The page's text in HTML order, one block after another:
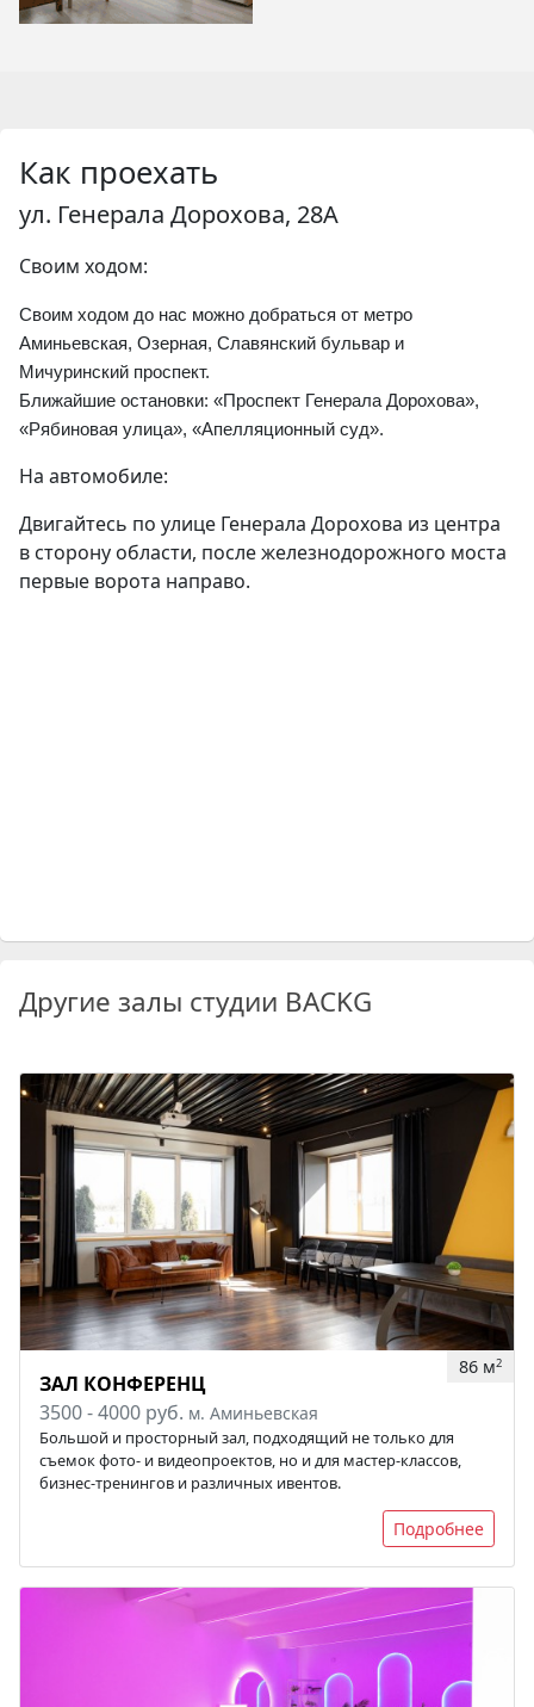
Как проехать
ул. Генерала Дорохова, 28А
Своим ходом:
Своим ходом до нас можно добраться от метро
Аминьевская, Озерная, Славянский бульвар и
Мичуринский проспект.
Ближайшие остановки: «Проспект Генерала Дорохова»,
«Рябиновая улица», «Апелляционный суд».
На автомобиле:
Двигайтесь по улице Генерала Дорохова из центра
в сторону области, после железнодорожного моста
первые ворота направо.
Другие залы студии BACKG
86 м2
ЗАЛ КОНФЕРЕНЦ
3500 - 4000 руб. м. Аминьевская
Большой и просторный зал, подходящий не только для
съемок фото- и видеопроектов, но и для мастер-классов,
бизнес-тренингов и различных ивентов.
Подробнее